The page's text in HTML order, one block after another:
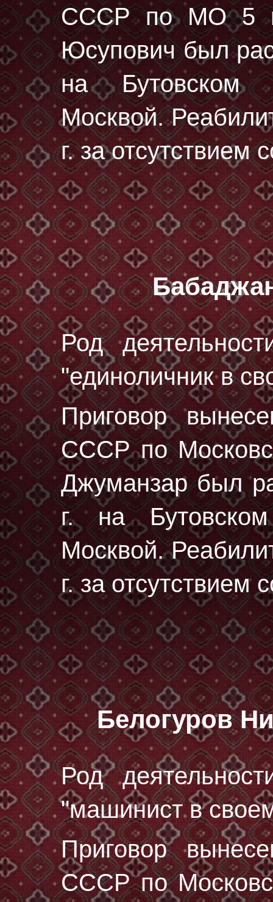
СССР по МО 5
Юсупович был
на Бутовском
Москвой.
г. за отсутствием
Род
"единоличник в
Приговор
СССР по
Джуманзар был
г.на
Москвой.
г. за отсутствием
Белогуров
Род
"машинист в
Приговор
СССР по